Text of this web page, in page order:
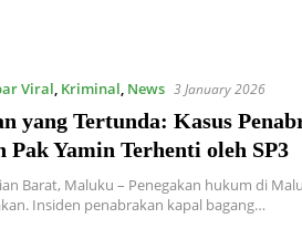
Viral, Kriminal, News 3 January 2026
yang Tertunda: Kasus
Pak Yamin Terhenti oleh SP3
Barat, Maluku – Penegakan hukum di
Insiden penabrakan kapal bagang…